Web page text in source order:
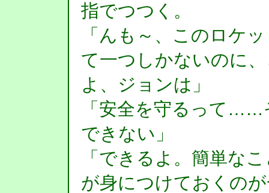
指でつつく。
「んも～、このロケ
て一つしかないのに
よ、ジョンは」
「安全を守るって……
できない」
「できるよ。簡単な
が身につけておくの